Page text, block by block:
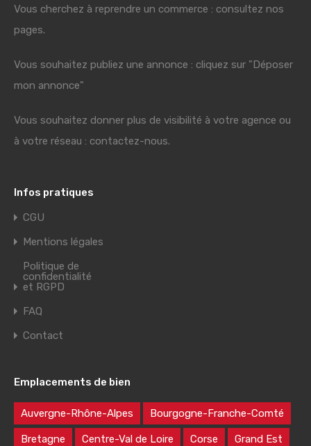
Vous cherchez à reprendre un commerce : consultez nos
pages.
Vous souhaitez publiez une annonce : cliquez sur "Déposer
mon annonce"
Vous souhaitez donner plus de visibilité à votre agence ou
à votre réseau : contactez-nous.
Infos pratiques
CGU
Mentions légales
Politique de
confidentialité
et RGPD
FAQ
Contact
Emplacements de bien
Auvergne-Rhône-Alpes Bourgogne-Franche-Comté
Bretagne Centre-Val de Loire Corse Grand Est